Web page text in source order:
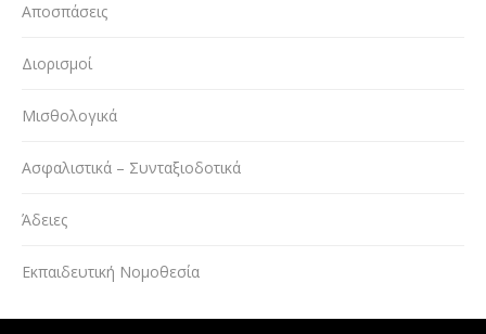
Αποσπάσεις
Διορισμοί
Μισθολογικά
Ασφαλιστικά – Συνταξιοδοτικά
Άδειες
Εκπαιδευτική Νομοθεσία